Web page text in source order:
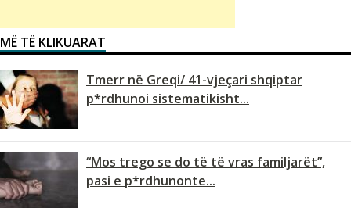
MË TË KLIKUARAT
Tmerr në Greqi/ 41-vjeçari shqiptar
p*rdhunoi sistematikisht...
“Mos trego se do të të vras familjarët”,
pasi e p*rdhunonte...